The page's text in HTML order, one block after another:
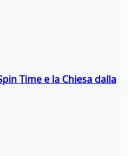
Time e la Chiesa dalla